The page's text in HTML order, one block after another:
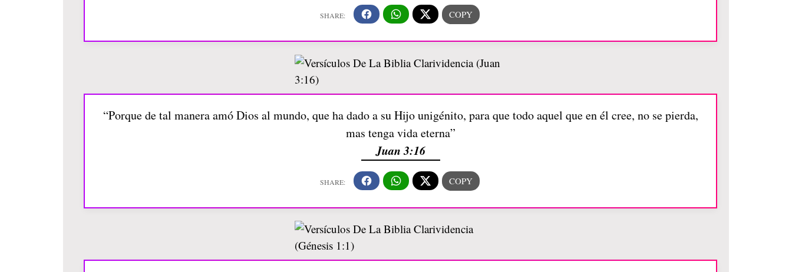
“Porque de tal manera amó Dios al mundo, que ha dado a su Hijo unigénito, para que todo aquel que en él cree, no se pierda,
mas tenga vida eterna”
Juan 3:16